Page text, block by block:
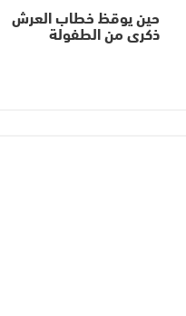
حين يوقظ خطاب العرش
ذكرى من الطفولة